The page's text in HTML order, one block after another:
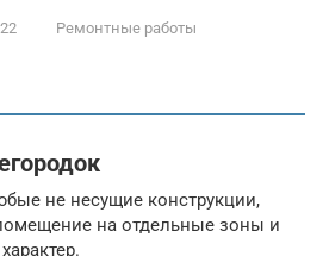
Ремонтные работы
не несущие конструкции,
на отдельные зоны и